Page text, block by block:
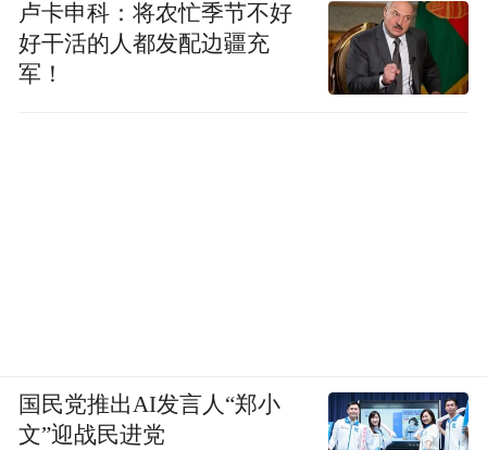
卢卡申科：将农忙季节不好
好干活的人都发配边疆充
军！
国民党推出AI发言人“郑小
文”迎战民进党